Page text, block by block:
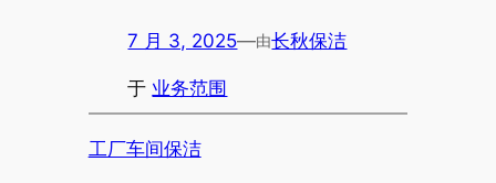
7 月 3, 2025—由长秋保洁
于 业务范围
工厂车间保洁